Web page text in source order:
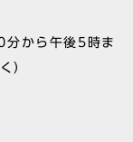
分から午後5時ま
）